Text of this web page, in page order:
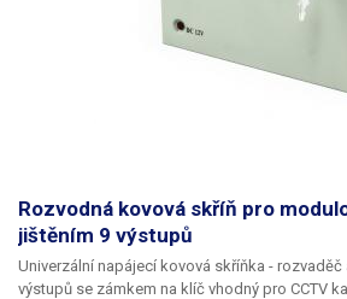
Rozvodná kovová skříň pro
jištěním 9 výstupů
Univerzální napájecí kovová skříňka - rozvaděč
výstupů se zámkem na klíč vhodný pro CCTV